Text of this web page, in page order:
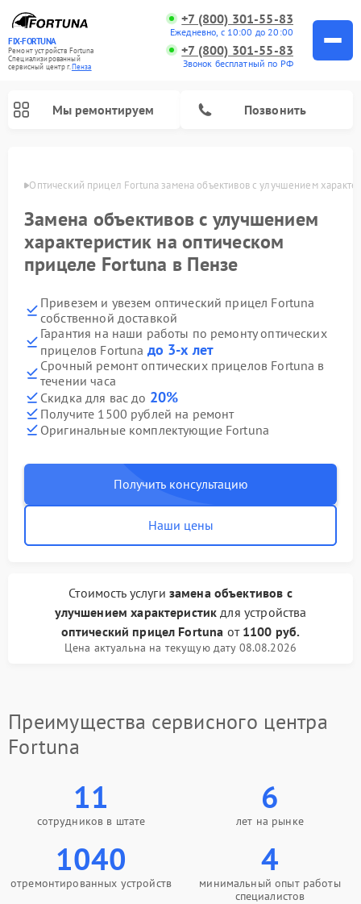
FIX-FORTUNA
Ремонт устройств Fortuna
Специализированный
cервисный центр г.Пенза
+7 (800) 301-55-83
Ежедневно, с 10:00 до 20:00
+7 (800) 301-55-83
Звонок бесплатный по РФ
Мы ремонтируем Позвонить
Оптический прицел Fortuna замена объективов с улучшением
Замена объективов с улучшением
характеристик на оптическом
прицеле Fortuna в Пензе
Привезем и увезем оптический прицел Fortuna
собственной доставкой
Гарантия на наши работы по ремонту оптических
прицелов Fortuna до 3-х лет
Срочный ремонт оптических прицелов Fortuna в
течении часа
Скидка для вас до 20%
Получите 1500 рублей на ремонт
Оригинальные комплектующие Fortuna
Получить консультацию
Наши цены
Стоимость услуги замена объективов с
улучшением характеристик для устройства
оптический прицел Fortuna от 1100 руб.
Цена актуальна на текущую дату 08.08.2026
Преимущества сервисного центра
Fortuna
11
сотрудников в штате
6
лет на рынке
1040
отремонтированных устройств
4
минимальный опыт работы
специалистов